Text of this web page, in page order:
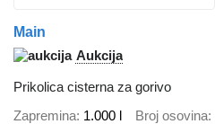
Main
Aukcija
Prikolica cisterna za gorivo
Zapremina 1.000 l Broj osovina